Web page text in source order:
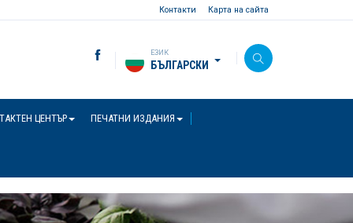
Контакти Карта на сайта
ЕЗИК
БЪЛГАРСКИ
ЦЕНТЪР ПЕЧАТНИ ИЗДАНИЯ